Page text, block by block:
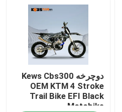
دوچرخه Kews Cbs300
OEM KTM 4 Stroke
Trail Bike EFI Black
Motobike